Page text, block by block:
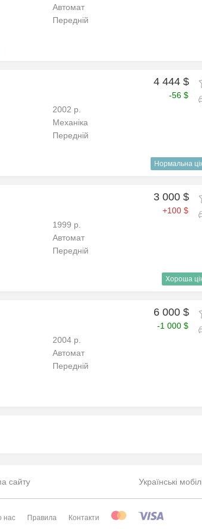
Автомат
Передній
4 444 $
-56 $
2002 р.
Механіка
Передній
Нормальна
3 000 $
+100 $
1999 р.
Автомат
Передній
Хороша
6 000 $
-1 000 $
2004 р.
Автомат
Передній
сайту Українські
нас Правила Контакти